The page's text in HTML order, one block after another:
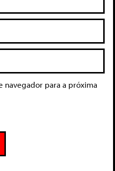
navegador para a próxima